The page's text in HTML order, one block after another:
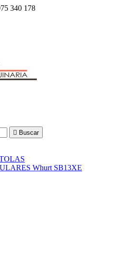
340 178
 Buscar
Whurt SB13XE